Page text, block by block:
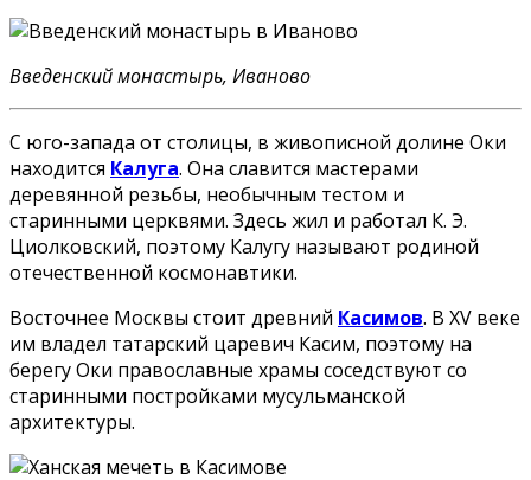
Введенский монастырь, Иваново
С юго-запада от столицы, в живописной долине Оки
находится Калуга. Она славится мастерами
деревянной резьбы, необычным тестом и
старинными церквями. Здесь жил и работал К. Э.
Циолковский, поэтому Калугу называют родиной
отечественной космонавтики.
Восточнее Москвы стоит древний Касимов. В XV веке
им владел татарский царевич Касим, поэтому на
берегу Оки православные храмы соседствуют со
старинными постройками мусульманской
архитектуры.